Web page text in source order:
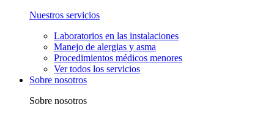
Nuestros servicios
Laboratorios en las instalaciones
Manejo de alergias y asma
Procedimientos médicos menores
Ver todos los servicios
Sobre nosotros
Sobre nosotros